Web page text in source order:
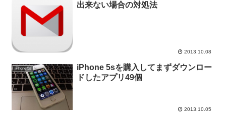
出来ない場合の対処法
2013.10.08
iPhone 5s
iPhone 5sを購入してまずダウンロー
ドしたアプリ49個
2013.10.05